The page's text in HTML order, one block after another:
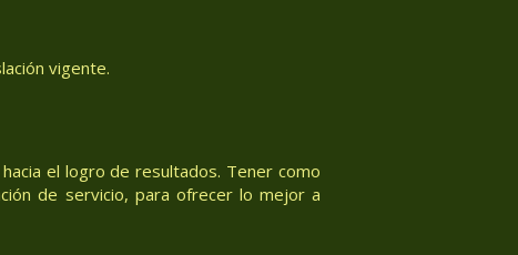
vigente.
el logro de resultados. Tener como
de servicio, para ofrecer lo mejor a